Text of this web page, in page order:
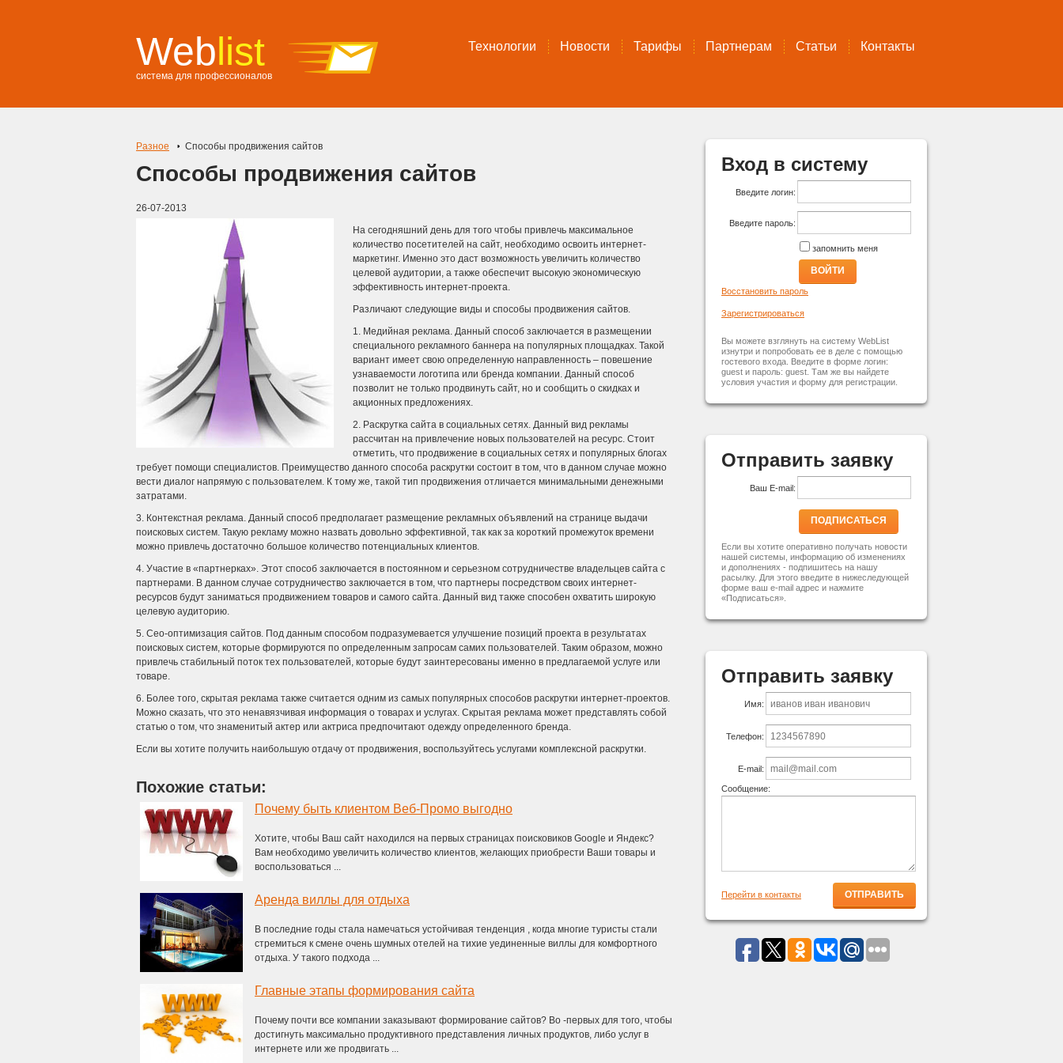
Weblist
система для профессионалов
Технологии Новости Тарифы Партнерам Статьи Контакты
Разное Способы продвижения сайтов
Способы продвижения сайтов
26-07-2013
На сегодняшний день для того чтобы привлечь максимальное
количество посетителей на сайт, необходимо освоить интернет-
маркетинг. Именно это даст возможность увеличить количество
целевой аудитории, а также обеспечит высокую экономическую
эффективность интернет-проекта.
Различают следующие виды и способы продвижения сайтов.
1. Медийная реклама. Данный способ заключается в размещении
специального рекламного баннера на популярных площадках. Такой
вариант имеет свою определенную направленность – повешение
узнаваемости логотипа или бренда компании. Данный способ
позволит не только продвинуть сайт, но и сообщить о скидках и
акционных предложениях.
2. Раскрутка сайта в социальных сетях. Данный вид рекламы
рассчитан на привлечение новых пользователей на ресурс. Стоит
отметить, что продвижение в социальных сетях и популярных блогах
требует помощи специалистов. Преимущество данного способа раскрутки состоит в том, что в данном случае можно
вести диалог напрямую с пользователем. К тому же, такой тип продвижения отличается минимальными денежными
затратами.
3. Контекстная реклама. Данный способ предполагает размещение рекламных объявлений на странице выдачи
поисковых систем. Такую рекламу можно назвать довольно эффективной, так как за короткий промежуток времени
можно привлечь достаточно большое количество потенциальных клиентов.
4. Участие в «партнерках». Этот способ заключается в постоянном и серьезном сотрудничестве владельцев сайта с
партнерами. В данном случае сотрудничество заключается в том, что партнеры посредством своих интернет-
ресурсов будут заниматься продвижением товаров и самого сайта. Данный вид также способен охватить широкую
целевую аудиторию.
5. Сео-оптимизация сайтов. Под данным способом подразумевается улучшение позиций проекта в результатах
поисковых систем, которые формируются по определенным запросам самих пользователей. Таким образом, можно
привлечь стабильный поток тех пользователей, которые будут заинтересованы именно в предлагаемой услуге или
товаре.
6. Более того, скрытая реклама также считается одним из самых популярных способов раскрутки интернет-проектов.
Можно сказать, что это ненавязчивая информация о товарах и услугах. Скрытая реклама может представлять собой
статью о том, что знаменитый актер или актриса предпочитают одежду определенного бренда.
Если вы хотите получить наибольшую отдачу от продвижения, воспользуйтесь услугами комплексной раскрутки.
Похожие статьи:
Почему быть клиентом Веб-Промо выгодно
Хотите, чтобы Ваш сайт находился на первых страницах поисковиков Google и Яндекс?
Вам необходимо увеличить количество клиентов, желающих приобрести Ваши товары и
воспользоваться ...
Аренда виллы для отдыха
В последние годы стала намечаться устойчивая тенденция , когда многие туристы стали
стремиться к смене очень шумных отелей на тихие уединенные виллы для комфортного
отдыха. У такого подхода ...
Главные этапы формирования сайта
Почему почти все компании заказывают формирование сайтов? Во -первых для того, чтобы
достигнуть максимально продуктивного представления личных продуктов, либо услуг в
интернете или же продвигать ...
Вход в систему
Введите логин:
Введите пароль:
запомнить меня
ВОЙТИ
Восстановить пароль
Зарегистрироваться
Вы можете взглянуть на систему WebList
изнутри и попробовать ее в деле с помощью
гостевого входа. Введите в форме логин:
guest и пароль: guest. Там же вы найдете
условия участия и форму для регистрации.
Отправить заявку
Ваш E-mail:
ПОДПИСАТЬСЯ
Если вы хотите оперативно получать новости
нашей системы, информацию об изменениях
и дополнениях - подпишитесь на нашу
расылку. Для этого введите в нижеследующей
форме ваш e-mail адрес и нажмите
«Подписаться».
Отправить заявку
Имя:
Телефон:
E-mail:
Сообщение:
Перейти в контакты